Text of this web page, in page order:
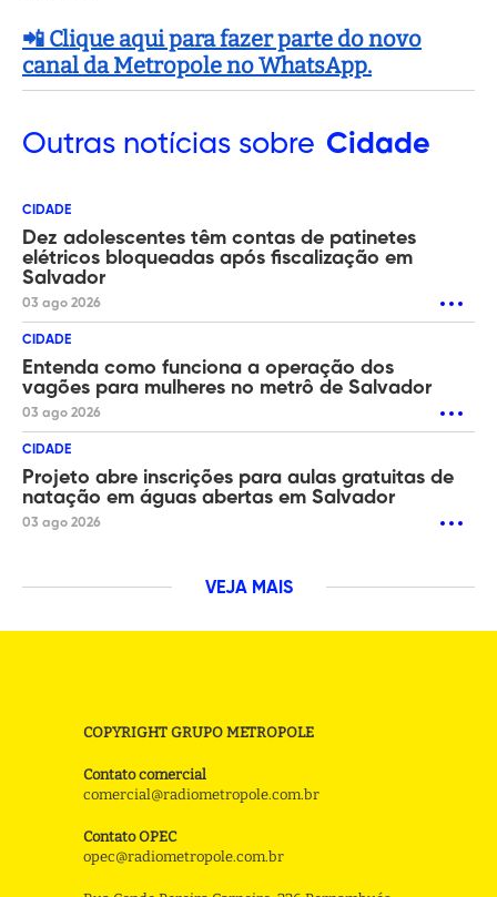
📲 Clique aqui para fazer parte do novo
canal da Metropole no WhatsApp.
Outras notícias sobre Cidade
CIDADE
Dez adolescentes têm contas de patinetes
elétricos bloqueadas após fiscalização em
Salvador
03 ago 2026
CIDADE
Entenda como funciona a operação dos
vagões para mulheres no metrô de Salvador
03 ago 2026
CIDADE
Projeto abre inscrições para aulas gratuitas de
natação em águas abertas em Salvador
03 ago 2026
VEJA MAIS
COPYRIGHT GRUPO METROPOLE
Contato comercial
comercial@radiometropole.com.br
Contato OPEC
opec@radiometropole.com.br